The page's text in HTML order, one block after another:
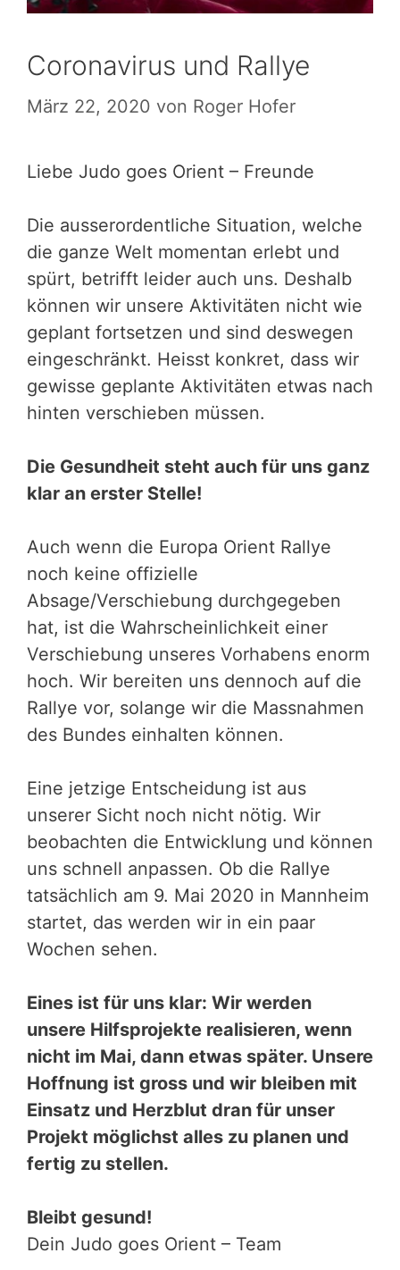
Coronavirus und Rallye
März 22, 2020 von Roger Hofer
Liebe Judo goes Orient – Freunde
Die ausserordentliche Situation, welche
die ganze Welt momentan erlebt und
spürt, betrifft leider auch uns. Deshalb
können wir unsere Aktivitäten nicht wie
geplant fortsetzen und sind deswegen
eingeschränkt. Heisst konkret, dass wir
gewisse geplante Aktivitäten etwas nach
hinten verschieben müssen.
Die Gesundheit steht auch für uns ganz
klar an erster Stelle!
Auch wenn die Europa Orient Rallye
noch keine offizielle
Absage/Verschiebung durchgegeben
hat, ist die Wahrscheinlichkeit einer
Verschiebung unseres Vorhabens enorm
hoch. Wir bereiten uns dennoch auf die
Rallye vor, solange wir die Massnahmen
des Bundes einhalten können.
Eine jetzige Entscheidung ist aus
unserer Sicht noch nicht nötig. Wir
beobachten die Entwicklung und können
uns schnell anpassen. Ob die Rallye
tatsächlich am 9. Mai 2020 in Mannheim
startet, das werden wir in ein paar
Wochen sehen.
Eines ist für uns klar: Wir werden
unsere Hilfsprojekte realisieren, wenn
nicht im Mai, dann etwas später. Unsere
Hoffnung ist gross und wir bleiben mit
Einsatz und Herzblut dran für unser
Projekt möglichst alles zu planen und
fertig zu stellen.
Bleibt gesund!
Dein Judo goes Orient – Team